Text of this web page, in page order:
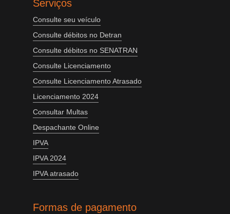
Serviços
Consulte seu veículo
Consulte débitos no Detran
Consulte débitos no SENATRAN
Consulte Licenciamento
Consulte Licenciamento Atrasado
Licenciamento 2024
Consultar Multas
Despachante Online
IPVA
IPVA 2024
IPVA atrasado
Formas de pagamento